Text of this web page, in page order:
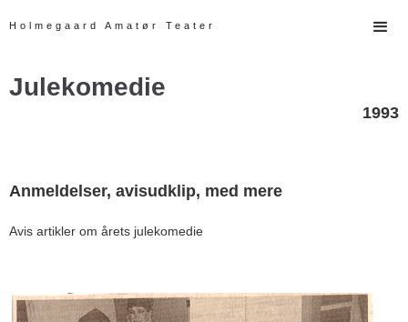
Holmegaard Amatør Teater
Julekomedie
1993
Anmeldelser, avisudklip, med mere
Avis artikler om årets julekomedie